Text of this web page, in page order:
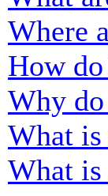
Where
How
Why
What is
What is